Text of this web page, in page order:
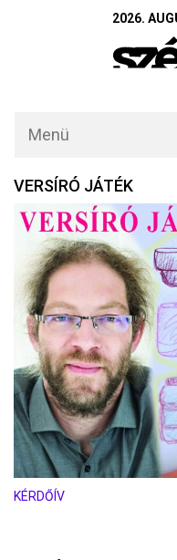
2026.
Menü
VERSÍRÓ JÁTÉK
KÉRDŐÍV